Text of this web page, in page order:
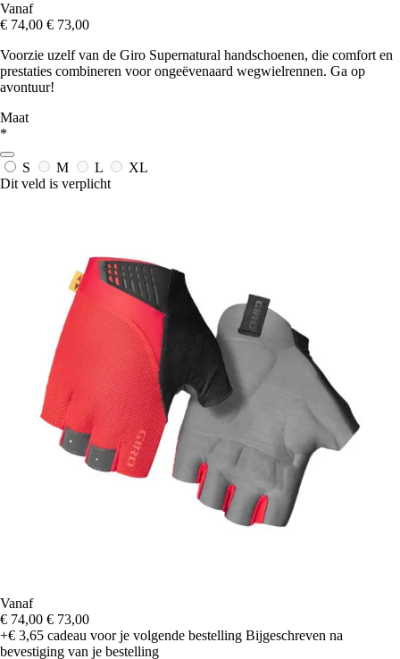
Vanaf
€ 74,00 € 73,00
Voorzie uzelf van de Giro Supernatural handschoenen, die comfort en
prestaties combineren voor ongeëvenaard wegwielrennen. Ga op
avontuur!
Maat
*
S M L
XL
Dit veld is verplicht
Vanaf
€ 74,00 € 73,00
+€ 3,65 cadeau voor je volgende bestelling Bijgeschreven na
bevestiging van je bestelling